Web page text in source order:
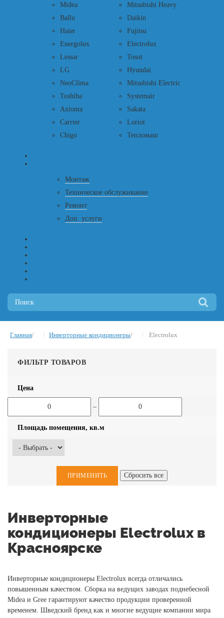
Midea
Ballu
Haier
Energolux
Lessar
LG
NeoClima
Toshiba
Axioma
Carrier
Chigo
Mitsubishi Heavy
Daikin
Fujitsu
Electrolux
Tosot
Hyundai
Mitsubishi Electric
Systemair
Sakata
Loriot
Тепломаш
Монтаж
Техническое обслуживание
Ремонт
Доп. услуги
Главная Инверторные кондиционеры Electrolux
ФИЛЬТР ТОВАРОВ
Цена
–
Площадь помещения, кв.м
Инверторные
кондиционеры Electrolux в
Красноярске
Инверторные кондиционеры Eleсtrolux всегда отличались
повышенным качеством. Сборка на ведущих заводах поднебесной
Midea и Gree гарантируют качество продукции проверенной
временем. Шведский бренд как и многие ведущие компании мира